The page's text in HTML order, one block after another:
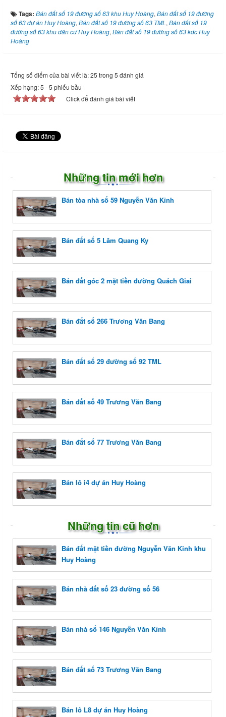
Tags: Bán đất số 19 đường số 63 khu Huy Hoàng, Bán đất số 19 đường
số 63 dự án Huy Hoàng, Bán đất số 19 đường số 63 TML , Bán đất số 19
đường số 63 khu dân cư Huy Hoàng, Bán đất số 19 đường số 63 kdc Huy
Hoàng
Tổng số điểm của bài viết là: 25 trong 5 đánh giá
Xếp hạng:5 -5 phiếu bầu
Click để đánh giá bài viết
Những tin mới hơn
Bán tòa nhà số 59 Nguyễn Văn Kỉnh
Bán đất số 5 Lâm Quang Ky
Bán đất góc 2 mặt tiền đường Quách Giai
Bán đất số 266 Trương Văn Bang
Bán đất số 29 đường số 92 TML
Bán đất số 49 Trương Văn Bang
Bán đất số 77 Trương Văn Bang
Bán lô i4 dự án Huy Hoàng
Những tin cũ hơn
Bán đất mặt tiền đường Nguyễn Văn Kỉnh khu
Huy Hoàng
Bán nhà đất số 23 đường số 56
Bán nhà số 146 Nguyễn Văn Kỉnh
Bán đất số 73 Trương Văn Bang
Bán lô L8 dự án Huy Hoàng